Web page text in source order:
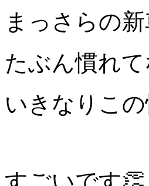
まっさらの新
たぶん慣れ
いきなりこの